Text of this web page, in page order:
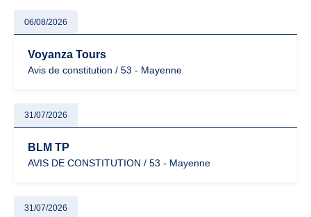
06/08/2026
Voyanza Tours
Avis de constitution / 53 - Mayenne
31/07/2026
BLM TP
AVIS DE CONSTITUTION / 53 - Mayenne
31/07/2026